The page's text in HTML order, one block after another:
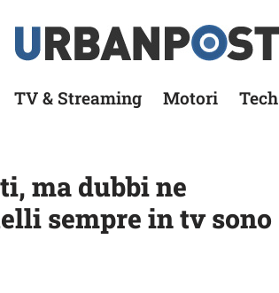
TV & Streaming Motori Tech
ma dubbi ne
sempre in tv sono